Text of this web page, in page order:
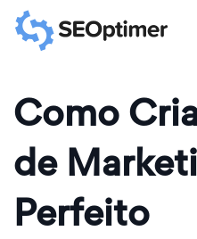
Como
de
Perfeito